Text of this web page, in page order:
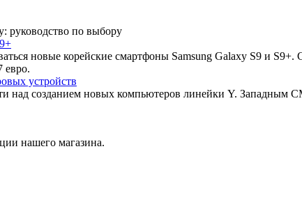
руководство по выбору
новые корейские смартфоны Samsung Galaxy S9 и S9+.
евро.
устройств
над созданием новых компьютеров линейки Y. Западным
нашего магазина.